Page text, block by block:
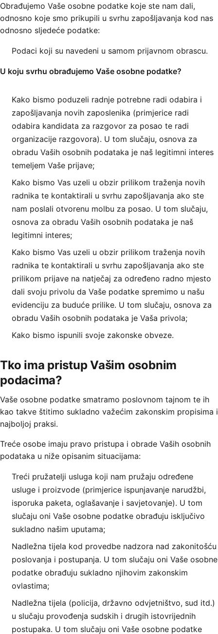
Obrađujemo Vaše osobne podatke koje ste nam dali,
odnosno koje smo prikupili u svrhu zapošljavanja kod nas
odnosno sljedeće podatke:
Podaci koji su navedeni u samom prijavnom obrascu.
U koju svrhu obrađujemo Vaše osobne podatke?
Kako bismo poduzeli radnje potrebne radi odabira i
zapošljavanja novih zaposlenika (primjerice radi
odabira kandidata za razgovor za posao te radi
organizacije razgovora). U tom slučaju, osnova za
obradu Vaših osobnih podataka je naš legitimni interes
temeljem Vaše prijave;
Kako bismo Vas uzeli u obzir prilikom traženja novih
radnika te kontaktirali u svrhu zapošljavanja ako ste
nam poslali otvorenu molbu za posao. U tom slučaju,
osnova za obradu Vaših osobnih podataka je naš
legitimni interes;
Kako bismo Vas uzeli u obzir prilikom traženja novih
radnika te kontaktirali u svrhu zapošljavanja ako ste
prilikom prijave na natječaj za određeno radno mjesto
dali svoju privolu da Vaše podatke spremimo u našu
evidenciju za buduće prilike. U tom slučaju, osnova za
obradu Vaših osobnih podataka je Vaša privola;
Kako bismo ispunili svoje zakonske obveze.
Tko ima pristup Vašim osobnim
podacima?
Vaše osobne podatke smatramo poslovnom tajnom te ih
kao takve štitimo sukladno važećim zakonskim propisima i
najboljoj praksi.
Treće osobe imaju pravo pristupa i obrade Vaših osobnih
podataka u niže opisanim situacijama:
Treći pružatelji usluga koji nam pružaju određene
usluge i proizvode (primjerice ispunjavanje narudžbi,
isporuka paketa, oglašavanje i savjetovanje). U tom
slučaju oni Vaše osobne podatke obrađuju isključivo
sukladno našim uputama;
Nadležna tijela kod provedbe nadzora nad zakonitošću
poslovanja i postupanja. U tom slučaju oni Vaše osobne
podatke obrađuju sukladno njihovim zakonskim
ovlastima;
Nadležna tijela (policija, državno odvjetništvo, sud itd.)
u slučaju provođenja sudskih i drugih istovrijednih
postupaka. U tom slučaju oni Vaše osobne podatke